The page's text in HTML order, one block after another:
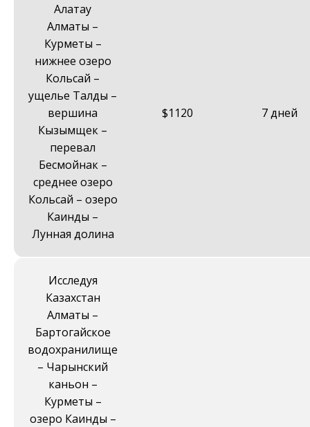
Алатау
Алматы –
Курметы –
нижнее озеро
Кольсай –
ущелье Талды –
вершина
Кызымщек –
перевал
Бесмойнак –
среднее озеро
Кольсай – озеро
Каинды –
Лунная долина
$1120 7 дней
Исследуя
Казахстан
Алматы –
Бартогайское
водохранилище
– Чарынский
каньон –
Курметы –
озеро Каинды –